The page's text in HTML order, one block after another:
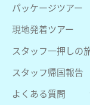
パッケージツアー
現地発着ツアー
スタッフ一押しの
スタッフ帰国報告
よくある質問